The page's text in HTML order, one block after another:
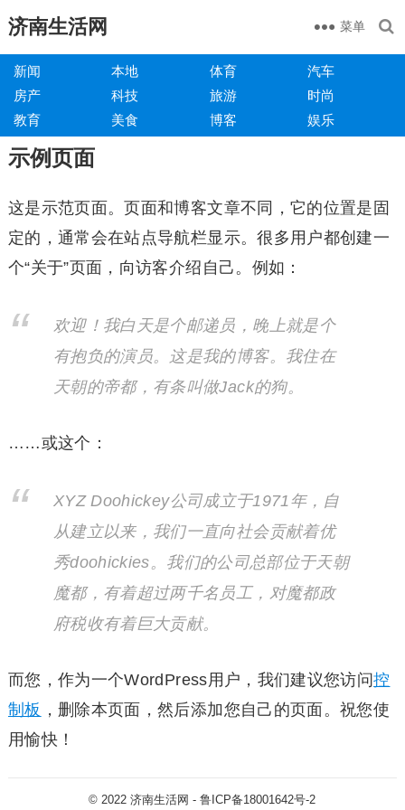
济南生活网 菜单
新闻 本地 体育
汽车
房产
科技 旅游
时尚
教育
美食 博客 娱乐
示例页面
这是示范页面。页面和博客文章不同，它的位置是固
定的，通常会在站点导航栏显示。很多用户都创建一
个“关于”页面，向访客介绍自己。例如：
欢迎！我白天是个邮递员，晚上就是个
有抱负的演员。这是我的博客。我住在
天朝的帝都，有条叫做Jack的狗。
……或这个：
XYZ Doohickey公司成立于1971年，自
从建立以来，我们一直向社会贡献着优
秀doohickies。我们的公司总部位于天朝
魔都，有着超过两千名员工，对魔都政
府税收有着巨大贡献。
而您，作为一个WordPress用户，我们建议您访问控
制板 ，删除本页面，然后添加您自己的页面。祝您使
用愉快！
© 2022济南生活网 -鲁ICP备18001642号-2